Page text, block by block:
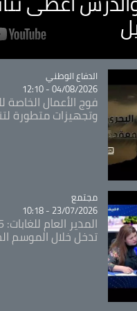
Catégorie
الدفاع الوطني
04/08/2026 - 12:10
فوج الأعمال الخاصة
وتجهيزات متطورة
Catégorie
مجتمع
23/07/2026 - 10:18
تدخل خلال الموسم